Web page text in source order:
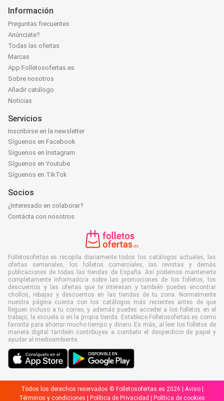
Información
Preguntas frecuentes
Anúnciate?
Todas las ofertas
Marcas
App Folletosofertas.es
Sobre nosotros
Añadir catálogo
Noticias
Servicios
Inscribirse en la newsletter
Síguenos en Facebook
Síguenos en Instagram
Síguenos en Youtube
Síguenos en TikTok
Socios
¿Interesado en colaborar?
Contácta con nosotros
Folletosofertas.es recopila diariamente todos los catálogos actuales, las
ofertas semanales, los folletos comerciales, las revistas y demás
publicaciones de todas las tiendas de España. Así podemos mantenerte
completamente informado/a sobre las promociones de los folletos, los
descuentos y las ofertas que te interesan y también puedes encontrar
chollos, rebajas y descuentos en las tiendas de tu zona. Normalmente
nuestra página cuenta con los catálogos más recientes antes de que
lleguen incluso a tu correo, y además puedes acceder a los folletos en el
trabajo, la escuela o en la propia tienda. Establece Folletosofertas.es como
favorita para ahorrar mucho tiempo y dinero. Es más, al leer los folletos de
manera digital también contribuyes a combatir el desperdicio de papel y
ayudar al medioambiente.
Todos los derechos reservados © Folletosofertas.es 2026 | Aviso|
Términos y condiciones
Política de Privacidad Política de cookies